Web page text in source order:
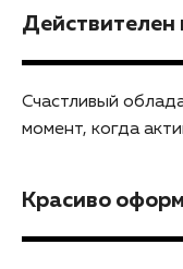
Действителен
Счастливый
момент, когда
Красиво